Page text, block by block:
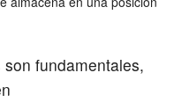
fundamentales,